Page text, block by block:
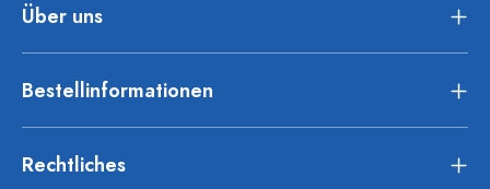
Über uns
Bestellinformationen
Rechtliches